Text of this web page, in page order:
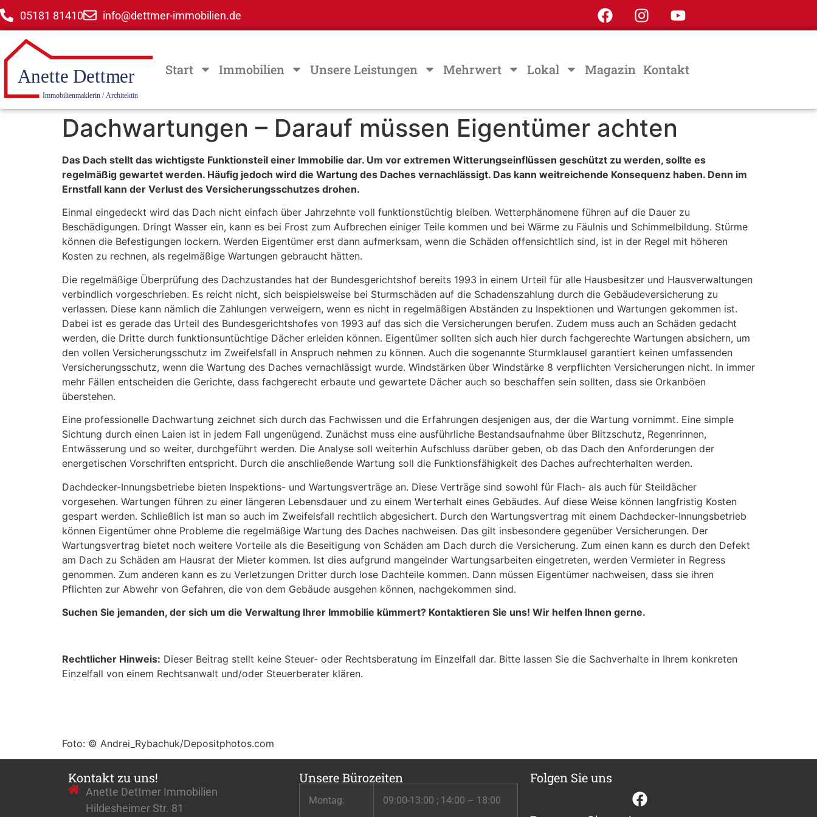
05181 81410 info@dettmer-immobilien.de
Start Immobilien Unsere Leistungen Mehrwert Lokal Magazin Kontakt
Dachwartungen – Darauf müssen Eigentümer achten
Das Dach stellt das wichtigste Funktionsteil einer Immobilie dar. Um vor extremen Witterungseinflüssen geschützt zu werden, sollte es
regelmäßig gewartet werden. Häufig jedoch wird die Wartung des Daches vernachlässigt. Das kann weitreichende Konsequenz haben. Denn im
Ernstfall kann der Verlust des Versicherungsschutzes drohen.
Einmal eingedeckt wird das Dach nicht einfach über Jahrzehnte voll funktionstüchtig bleiben. Wetterphänomene führen auf die Dauer zu
Beschädigungen. Dringt Wasser ein, kann es bei Frost zum Aufbrechen einiger Teile kommen und bei Wärme zu Fäulnis und Schimmelbildung. Stürme
können die Befestigungen lockern. Werden Eigentümer erst dann aufmerksam, wenn die Schäden offensichtlich sind, ist in der Regel mit höheren
Kosten zu rechnen, als regelmäßige Wartungen gebraucht hätten.
Die regelmäßige Überprüfung des Dachzustandes hat der Bundesgerichtshof bereits 1993 in einem Urteil für alle Hausbesitzer und Hausverwaltungen
verbindlich vorgeschrieben. Es reicht nicht, sich beispielsweise bei Sturmschäden auf die Schadenszahlung durch die Gebäudeversicherung zu
verlassen. Diese kann nämlich die Zahlungen verweigern, wenn es nicht in regelmäßigen Abständen zu Inspektionen und Wartungen gekommen ist.
Dabei ist es gerade das Urteil des Bundesgerichtshofes von 1993 auf das sich die Versicherungen berufen. Zudem muss auch an Schäden gedacht
werden, die Dritte durch funktionsuntüchtige Dächer erleiden können. Eigentümer sollten sich auch hier durch fachgerechte Wartungen absichern, um
den vollen Versicherungsschutz im Zweifelsfall in Anspruch nehmen zu können. Auch die sogenannte Sturmklausel garantiert keinen umfassenden
Versicherungsschutz, wenn die Wartung des Daches vernachlässigt wurde. Windstärken über Windstärke 8 verpflichten Versicherungen nicht. In immer
mehr Fällen entscheiden die Gerichte, dass fachgerecht erbaute und gewartete Dächer auch so beschaffen sein sollten, dass sie Orkanböen
überstehen.
Eine professionelle Dachwartung zeichnet sich durch das Fachwissen und die Erfahrungen desjenigen aus, der die Wartung vornimmt. Eine simple
Sichtung durch einen Laien ist in jedem Fall ungenügend. Zunächst muss eine ausführliche Bestandsaufnahme über Blitzschutz, Regenrinnen,
Entwässerung und so weiter, durchgeführt werden. Die Analyse soll weiterhin Aufschluss darüber geben, ob das Dach den Anforderungen der
energetischen Vorschriften entspricht. Durch die anschließende Wartung soll die Funktionsfähigkeit des Daches aufrechterhalten werden.
Dachdecker-Innungsbetriebe bieten Inspektions- und Wartungsverträge an. Diese Verträge sind sowohl für Flach- als auch für Steildächer
vorgesehen. Wartungen führen zu einer längeren Lebensdauer und zu einem Werterhalt eines Gebäudes. Auf diese Weise können langfristig Kosten
gespart werden. Schließlich ist man so auch im Zweifelsfall rechtlich abgesichert. Durch den Wartungsvertrag mit einem Dachdecker-Innungsbetrieb
können Eigentümer ohne Probleme die regelmäßige Wartung des Daches nachweisen. Das gilt insbesondere gegenüber Versicherungen. Der
Wartungsvertrag bietet noch weitere Vorteile als die Beseitigung von Schäden am Dach durch die Versicherung. Zum einen kann es durch den Defekt
am Dach zu Schäden am Hausrat der Mieter kommen. Ist dies aufgrund mangelnder Wartungsarbeiten eingetreten, werden Vermieter in Regress
genommen. Zum anderen kann es zu Verletzungen Dritter durch lose Dachteile kommen. Dann müssen Eigentümer nachweisen, dass sie ihren
Pflichten zur Abwehr von Gefahren, die von dem Gebäude ausgehen können, nachgekommen sind.
Suchen Sie jemanden, der sich um die Verwaltung Ihrer Immobilie kümmert? Kontaktieren Sie uns! Wir helfen Ihnen gerne.
Rechtlicher Hinweis: Dieser Beitrag stellt keine Steuer- oder Rechtsberatung im Einzelfall dar. Bitte lassen Sie die Sachverhalte in Ihrem konkreten
Einzelfall von einem Rechtsanwalt und/oder Steuerberater klären.
Foto: © Andrei_Rybachuk/Depositphotos.com
Kontakt zu uns!
Anette Dettmer Immobilien
Hildesheimer Str. 81
Unsere Bürozeiten
Montag: 09:00-13:00 ; 14:00 – 18:00
Folgen Sie uns